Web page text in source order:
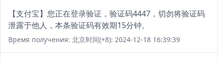
【支付宝】您正在登录验证，验证码4447，切勿将验证码
泄露于他人，本条验证码有效期15分钟。
Время получения: 北京时间(+8): 2024-12-18 16:39:39